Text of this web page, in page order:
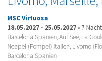
MSC Virtuosa
18.05.2027 - 25.05.2027 • 7
Barcelona Spanien, Auf See, La
Neapel (Pompei) Italien, Livorno
Barcelona Spanien